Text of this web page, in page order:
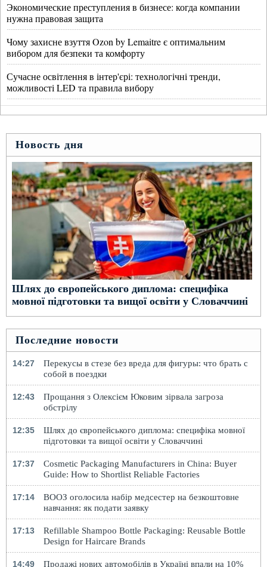
Экономические преступления в бизнесе: когда компании
нужна правовая защита
Чому захисне взуття Ozon by Lemaitre є оптимальним
вибором для безпеки та комфорту
Сучасне освітлення в інтер'єрі: технологічні тренди,
можливості LED та правила вибору
Новость дня
Шлях до європейського диплома: специфіка
мовної підготовки та вищої освіти у Словаччині
Последние новости
14:27
Перекусы в стезе без вреда для фигуры: что брать с
собой в поездки
12:43
Прощання з Олексієм Юковим зірвала загроза
обстрілу
12:35
Шлях до європейського диплома: специфіка мовної
підготовки та вищої освіти у Словаччині
17:37
Cosmetic Packaging Manufacturers in China: Buyer
Guide: How to Shortlist Reliable Factories
17:14
ВООЗ оголосила набір медсестер на безкоштовне
навчання: як подати заявку
17:13
Refillable Shampoo Bottle Packaging: Reusable Bottle
Design for Haircare Brands
14:49 Продажі нових автомобілів в Україні впали на 10%